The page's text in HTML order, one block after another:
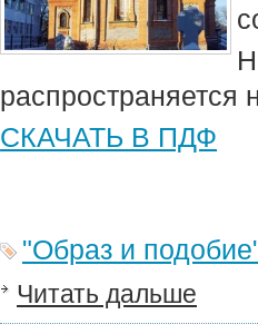
распространяется
СКАЧАТЬ В ПДФ
"Образ и
Читать дальше